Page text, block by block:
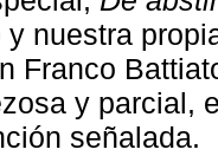
y nuestra
Franco
y parcial,
señalada.